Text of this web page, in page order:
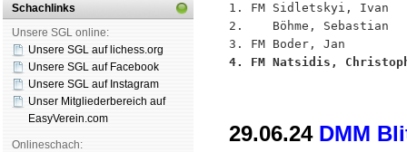
Schachlinks
Unsere SGL online:
Unsere SGL auf li­chess.org
Unsere SGL auf Face­book
Unsere SGL auf Insta­gram
Unser Mitgliederbereich auf
EasyVerein.com
Onlineschach:
1. FM Sidletskyi, Ivan
2.    Böhme, Sebastian
4. FM Natsidis,
29.06.24 DMM